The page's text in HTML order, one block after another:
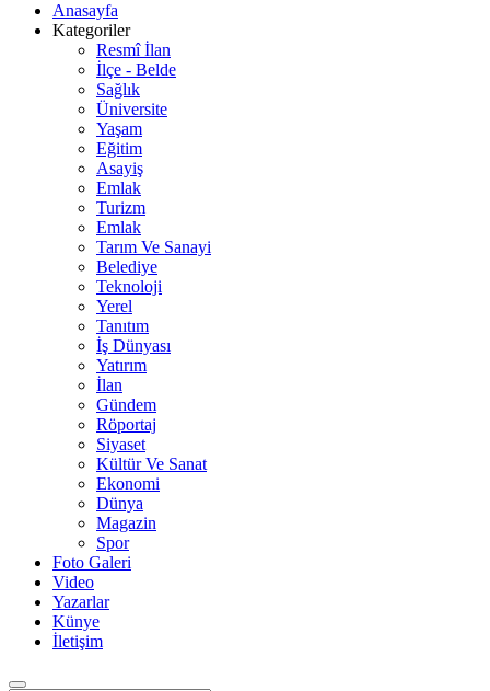
Anasayfa
Kategoriler
Resmî İlan
İlçe - Belde
Sağlık
Üniversite
Yaşam
Eğitim
Asayiş
Emlak
Turizm
Emlak
Tarım Ve Sanayi
Belediye
Teknoloji
Yerel
Tanıtım
İş Dünyası
Yatırım
İlan
Gündem
Röportaj
Siyaset
Kültür Ve Sanat
Ekonomi
Dünya
Magazin
Spor
Foto Galeri
Video
Yazarlar
Künye
İletişim